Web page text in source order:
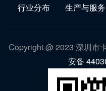
行业分布
生产与服务
Copyright @ 2023 深圳市
安备